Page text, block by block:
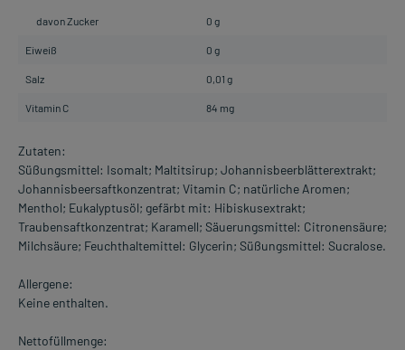
davon Zucker 0 g
Eiweiß 0 g
Salz 0,01 g
Vitamin C 84 mg
Zutaten:
Süßungsmittel: Isomalt; Maltitsirup; Johannisbeerblätterextrakt;
Johannisbeersaftkonzentrat; Vitamin C; natürliche Aromen;
Menthol; Eukalyptusöl; gefärbt mit: Hibiskusextrakt;
Traubensaftkonzentrat; Karamell; Säuerungsmittel: Citronensäure;
Milchsäure; Feuchthaltemittel: Glycerin; Süßungsmittel: Sucralose.
Allergene:
Keine enthalten.
Nettofüllmenge: